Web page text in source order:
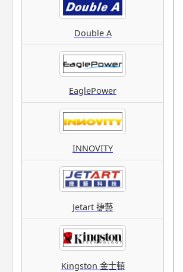
Double A
EaglePower
INNOVITY
Jetart 捷藝
Kingston 金士頓